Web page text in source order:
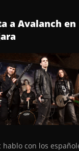
a Avalanch en
hablo con los